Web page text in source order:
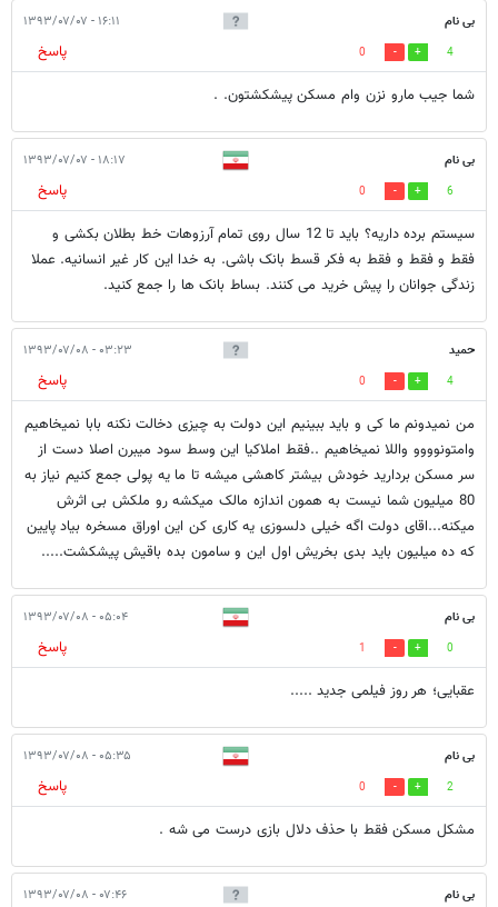
بی نام ۱۶:۱۱ - ۱۳۹۳/۰۷/۰۷
4
0
پاسخ
شما جیب مارو نزن وام مسکن پیشکشتون. .
بی نام ۱۸:۱۷ - ۱۳۹۳/۰۷/۰۷
6
0
پاسخ
سیستم برده داریه؟ باید تا 12 سال روی تمام آرزوهات خط بطلان بکشی و
فقط و فقط و فقط به فکر قسط بانک باشی. به خدا این کار غیر انسانیه. عملا
زندگی جوانان را پیش خرید می کنند. بساط بانک ها را جمع کنید.
حمید ۰۳:۲۳ - ۱۳۹۳/۰۷/۰۸
4
0
پاسخ
من نمیدونم ما کی و باید ببینیم این دولت به چیزی دخالت نکنه بابا نمیخاهیم
وامتونوووو واللا نمیخاهیم ..فقط املاکیا این وسط سود میبرن اصلا دست از
سر مسکن بردارید خودش بیشتر کاهشی میشه تا ما یه پولی جمع کنیم نیاز به
80 میلیون شما نیست به همون اندازه مالک میکشه رو ملکش بی اثرش
میکنه...اقای دولت اگه خیلی دلسوزی یه کاری کن این اوراق مسخره بیاد پایین
که ده میلیون باید بدی بخریش اول این و سامون بده باقیش پیشکشت.....
بی نام ۰۵:۰۴ - ۱۳۹۳/۰۷/۰۸
0
1
پاسخ
عقبایی؛ هر روز فیلمی جدید .....
بی نام ۰۵:۳۵ - ۱۳۹۳/۰۷/۰۸
2
0
پاسخ
مشکل مسکن فقط با حذف دلال بازی درست می شه .
بی نام ۰۷:۴۶ - ۱۳۹۳/۰۷/۰۸